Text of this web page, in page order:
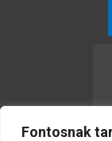
Fontosnak